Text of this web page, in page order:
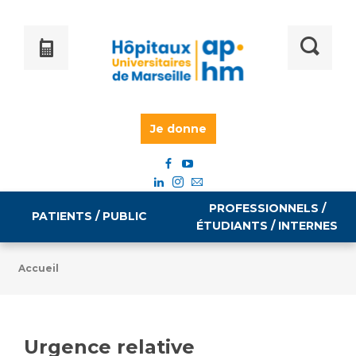
Je donne
PATIENTS / PUBLIC
PROFESSIONNELS /
ÉTUDIANTS / INTERNES
Emploi / formation
Accueil
Urgence relative